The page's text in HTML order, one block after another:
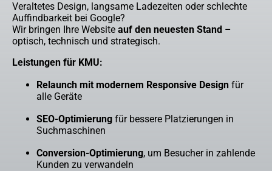
Veraltetes Design, langsame Ladezeiten oder schlechte
Auffindbarkeit bei Google?
Wir bringen Ihre Website auf den neuesten Stand –
optisch, technisch und strategisch.
Leistungen für KMU:
Relaunch mit modernem Responsive Design für
alle Geräte
SEO-Optimierung für bessere Platzierungen in
Suchmaschinen
Conversion-Optimierung, um Besucher in zahlende
Kunden zu verwandeln